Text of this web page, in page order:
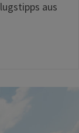
aus